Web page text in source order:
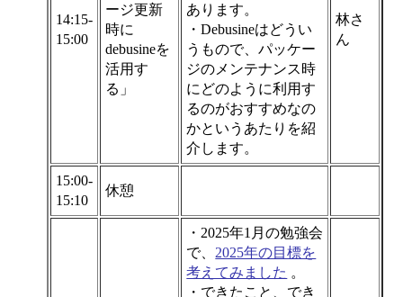
14:15-
15:00
ージ更新
時に
debusineを
活用す
る」
あります。
・Debusineはどうい
うもので、パッケー
ジのメンテナンス時
にどのように利用す
るのがおすすめなの
かというあたりを紹
介します。
林さ
ん
15:00-
15:10
休憩
・2025年1月の勉強会
で、 2025年の目標を
考えてみました 。
・できたこと、でき